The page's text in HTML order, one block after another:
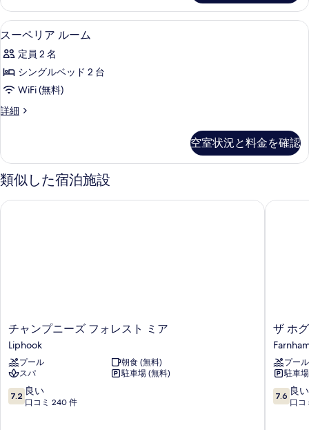
詳
細
ス
ー
ペ
リ
ア
ル
ム
の
す
べ
示
す
る
スーペリア ルーム | アイロン / アイ
5
スーペリア ルーム
定員 2 名
シングルベッド 2 台
WiFi (無料)
詳細
ス
ア
ル
ー
の
空室状況と料金を確認
類似した宿泊施設
チ
ャ
ン
プ
ニ
ー
ズ
チャンプニーズ フォレスト ミア
Liphook
プール
朝食 (無料)
スパ
駐車場 (無料)
10
段
7.2 良い
口コミ 240 件
チャンプニーズ フォレスト ミア
ザ
ホ
グ
ズ
バ
ッ
ク
ザ ホ
プール
駐車
10
段
7.6 良い
口コ
ザ ホグ